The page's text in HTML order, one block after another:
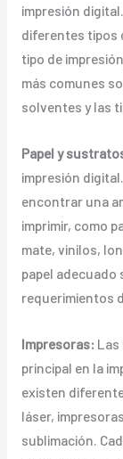
impresión
diferentes tipos
tipo de
más comunes
solventes y las
Papel y
impresión
encontrar una
imprimir, como
mate, vinilos,
papel adecuado
requerimientos
Impresoras: Las
principal en la
existen
láser,
sublimación.